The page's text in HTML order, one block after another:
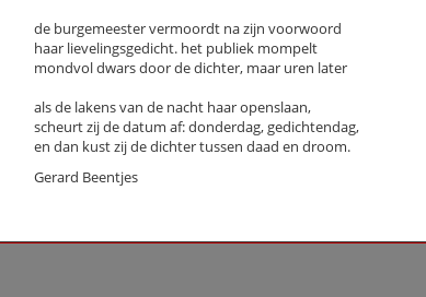
Gedichtendag
Waar oren spreken
Previous
1 ›Next»Last
de burgemeester vermoordt na zijn voorwoord
haar lievelingsgedicht. het publiek mompelt
mondvol dwars door de dichter, maar uren later
als de lakens van de nacht haar openslaan,
scheurt zij de datum af: donderdag, gedichtendag,
en dan kust zij de dichter tussen daad en droom.
Gerard Beentjes